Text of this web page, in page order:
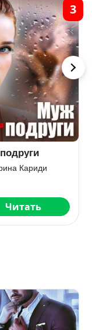
Короткий роман
деловой женщины
Читать